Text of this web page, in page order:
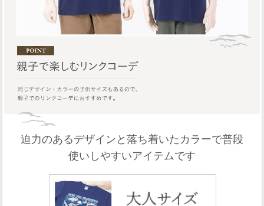
迫力のあるデザインと落ち着いたカラーで普段
使いしやすいアイテムです